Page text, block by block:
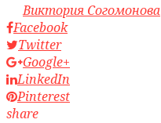
byВиктория Согомонова
Facebook
Twitter
Google+
LinkedIn
Pinterest
share